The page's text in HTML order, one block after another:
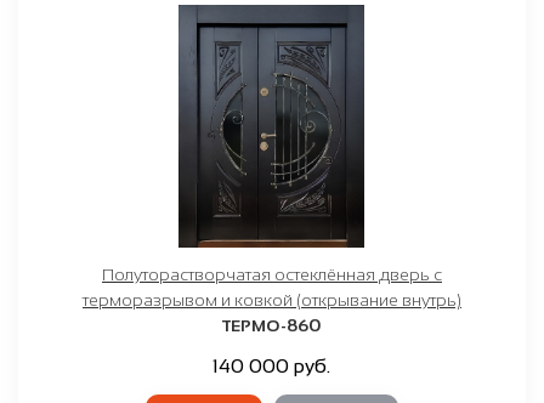
Полуторастворчатая остеклённая дверь с
терморазрывом и ковкой (открывание внутрь)
ТЕРМО-860
140 000 руб.